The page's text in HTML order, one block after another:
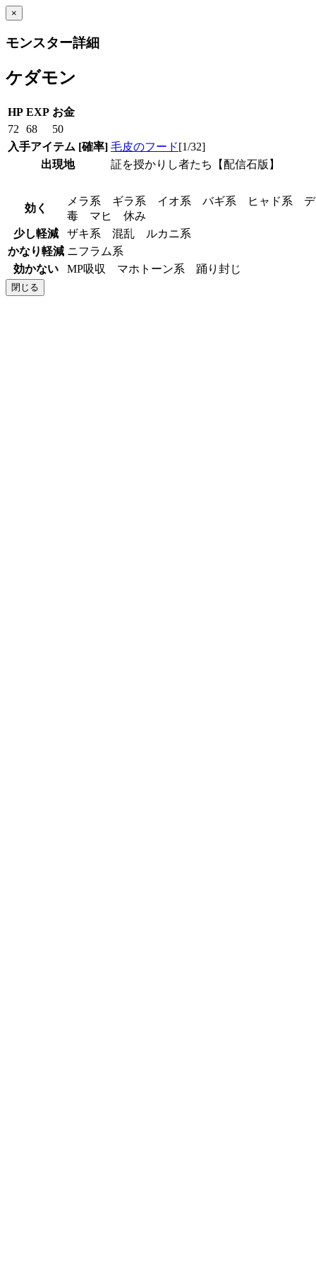
×
モンスター詳細
ケダモン
HP EXP お金
72
68
50
入手アイテム [確率] 毛皮のフード[1/32]
出現地
証を授かりし者たち【配信石版】
効く
メラ系 ギラ系 イオ系 バギ系 ヒャド系
毒 マヒ 休み
少し軽減
ザキ系 混乱 ルカニ系
かなり軽減 ニフラム系
効かない
MP吸収 マホトーン系 踊り封じ
閉じる